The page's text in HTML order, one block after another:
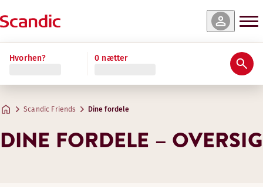
Hvorhen? 0 nætter
Scandic Friends Dine fordele
DINE FORDELE –